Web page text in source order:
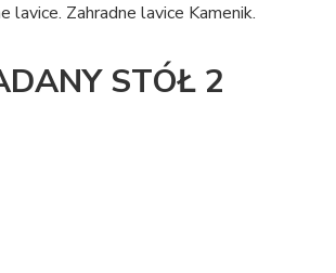
lavice. Zahradne lavice Kamenik.
STÓŁ 2